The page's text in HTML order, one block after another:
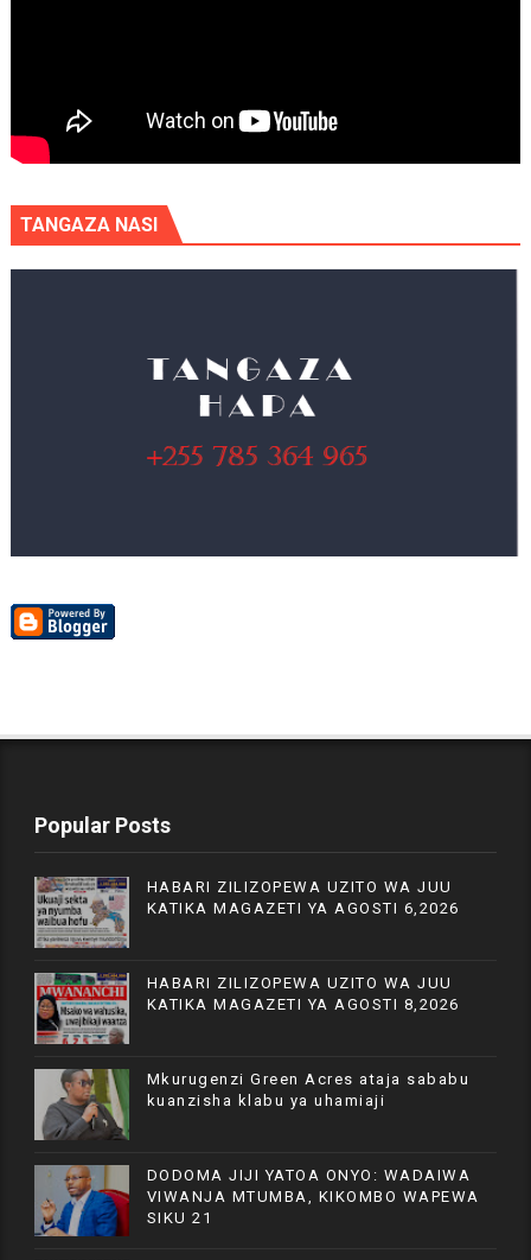
TANGAZA NASI
Popular Posts
HABARI ZILIZOPEWA UZITO WA JUU
KATIKA MAGAZETI YA AGOSTI 6,2026
HABARI ZILIZOPEWA UZITO WA JUU
KATIKA MAGAZETI YA AGOSTI 8,2026
Mkurugenzi Green Acres ataja sababu
kuanzisha klabu ya uhamiaji
DODOMA JIJI YATOA ONYO: WADAIWA
VIWANJA MTUMBA, KIKOMBO WAPEWA
SIKU 21